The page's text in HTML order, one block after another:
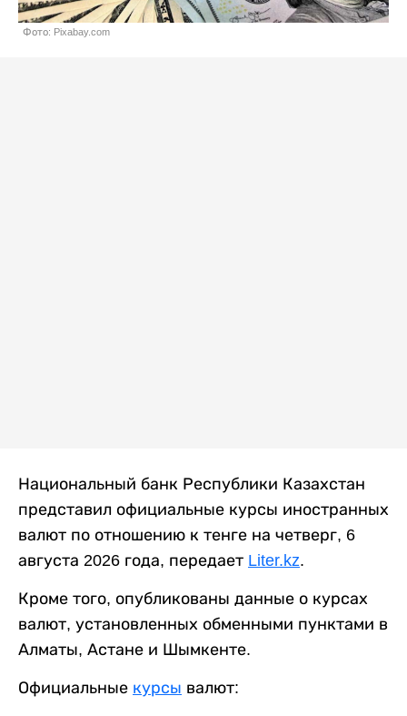
Фото: Pixabay.com
Национальный банк Республики Казахстан
представил официальные курсы иностранных
валют по отношению к тенге на четверг, 6
августа 2026 года, передает Liter.kz.
Кроме того, опубликованы данные о курсах
валют, установленных обменными пунктами в
Алматы, Астане и Шымкенте.
Официальные курсы валют: